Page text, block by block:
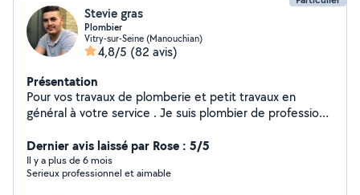
Stevie gras
Plombier
Vitry-sur-Seine (Manouchian)
4,8/5 (82 avis)
Présentation
Pour vos travaux de plomberie et petit travaux en
général à votre service . Je suis plombier de profession
effectuer sur mon profil. Mon numéro est disponible sur
mon profil si je ne suis pas dans votre zone
Dernier avis laissé par Rose : 5/5
Il y a plus de 6 mois
Serieux professionnel et aimable